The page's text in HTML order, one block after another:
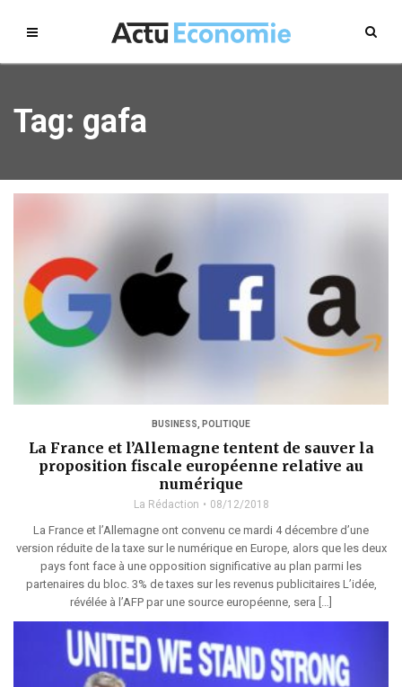
Tag: gafa
BUSINESS, POLITIQUE
La France et l’Allemagne tentent de sauver la
proposition fiscale européenne relative au
numérique
La Rédaction 08/12/2018
La France et l’Allemagne ont convenu ce mardi 4 décembre d’une
version réduite de la taxe sur le numérique en Europe, alors que les deux
pays font face à une opposition significative au plan parmi les
partenaires du bloc. 3% de taxes sur les revenus publicitaires L’idée,
révélée à l’AFP par une source européenne, sera […]